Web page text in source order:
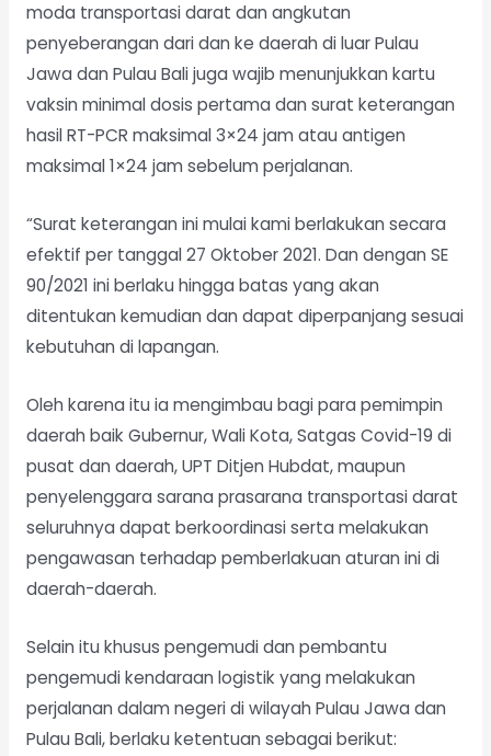
moda transportasi darat dan angkutan
penyeberangan dari dan ke daerah di luar Pulau
Jawa dan Pulau Bali juga wajib menunjukkan kartu
vaksin minimal dosis pertama dan surat keterangan
hasil RT-PCR maksimal 3×24 jam atau antigen
maksimal 1×24 jam sebelum perjalanan.
“Surat keterangan ini mulai kami berlakukan secara
efektif per tanggal 27 Oktober 2021. Dan dengan SE
90/2021 ini berlaku hingga batas yang akan
ditentukan kemudian dan dapat diperpanjang sesuai
kebutuhan di lapangan.
Oleh karena itu ia mengimbau bagi para pemimpin
daerah baik Gubernur, Wali Kota, Satgas Covid-19 di
pusat dan daerah, UPT Ditjen Hubdat, maupun
penyelenggara sarana prasarana transportasi darat
seluruhnya dapat berkoordinasi serta melakukan
pengawasan terhadap pemberlakuan aturan ini di
daerah-daerah.
Selain itu khusus pengemudi dan pembantu
pengemudi kendaraan logistik yang melakukan
perjalanan dalam negeri di wilayah Pulau Jawa dan
Pulau Bali, berlaku ketentuan sebagai berikut: